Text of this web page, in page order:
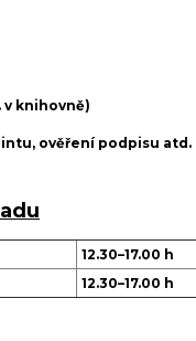
knihovně)
ověření podpisu atd.
12.30–17.00 h
12.30–17.00 h